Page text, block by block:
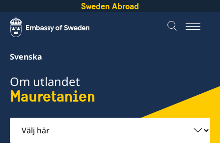
Sweden Abroad
Svenska
Om utlandet
Mauretanien
Välj
här